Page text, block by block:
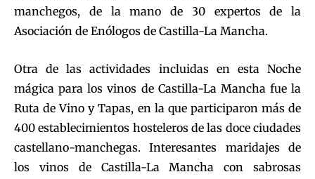
manchegos, de la mano de 30 expertos de la
Asociación de Enólogos de Castilla-La Mancha.
Otra de las actividades incluidas en esta Noche
mágica para los vinos de Castilla-La Mancha fue la
Ruta de Vino y Tapas, en la que participaron más de
400 establecimientos hosteleros de las doce ciudades
castellano-manchegas. Interesantes maridajes de
los vinos de Castilla-La Mancha con sabrosas